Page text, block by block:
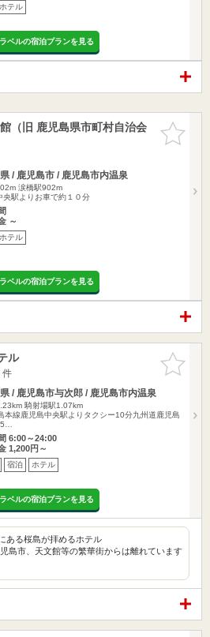
ホテル
ベルの宿泊プランを見る
お気に入
りに追加
（旧 鹿児島県市町村自治会
/ 鹿児島市 / 鹿児島市内温泉
涙橋駅902m
央駅よりお車で約１０分
～
ホテル
ベルの宿泊プランを見る
お気に入
りに追加
ル
/ 鹿児島市与次郎 / 鹿児島市内温泉
騎射場駅1.07km
本線鹿児島中央駅よりタクシー10分九州道鹿児島
6:00～24:00
1,200円～
宿泊 ホテル
ベルの宿泊プランを見る
アにある桜島が拝めるホテル
、天文館等の繁華街からは離れています